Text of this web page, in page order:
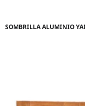
SOMBRILLA ALUMINIO